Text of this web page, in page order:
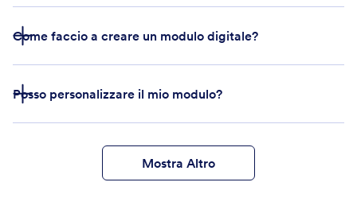
Come faccio a creare un modulo digitale?
Posso personalizzare il mio modulo?
Mostra Altro